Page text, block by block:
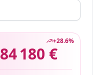
+28.6%
84 180 €